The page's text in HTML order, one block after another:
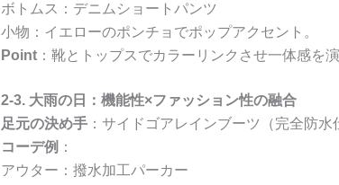
ボトムス：デニムショートパンツ
小物：イエローのポンチョでポップアクセント。
Point：靴とトップスでカラーリンクさせ一体感を演
2-3. 大雨の日：機能性×ファッション性の融合
足元の決め手：サイドゴアレインブーツ（完全防水
コーデ例 ：
アウター：撥水加工パーカー